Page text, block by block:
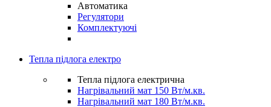
Автоматика
Регулятори
Комплектуючі
Тепла підлога електро
Тепла підлога електрична
Нагрівальний мат 150 Вт/м.кв.
Нагрівальний мат 180 Вт/м.кв.